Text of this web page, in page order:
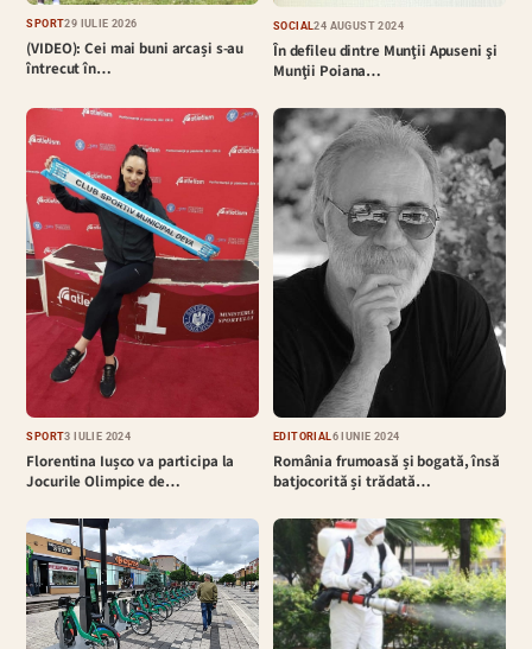
SPORT29 IULIE 2026
(VIDEO): Cei mai buni arcași s-au
întrecut în…
SOCIAL24 AUGUST 2024
În defileu dintre Munţii Apuseni şi
Munţii Poiana…
SPORT3 IULIE 2024
Florentina Iușco va participa la
Jocurile Olimpice de…
EDITORIAL 6 IUNIE 2024
România frumoasă și bogată, însă
batjocorită și trădată…